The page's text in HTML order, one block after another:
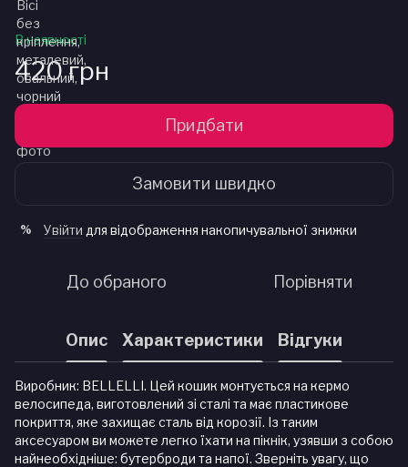
В наявності
420 грн
Придбати
Замовити швидко
% Увійти для відображення накопичувальної знижки
До обраного Порівняти
Опис Характеристики Відгуки
Виробник: BELLELLI. Цей кошик монтується на кермо
велосипеда, виготовлений зі сталі та має пластикове
покриття, яке захищає сталь від корозії. Із таким
аксесуаром ви можете легко їхати на пікнік, узявши з собою
найнеобхідніше: бутерброди та напої. Зверніть увагу, що